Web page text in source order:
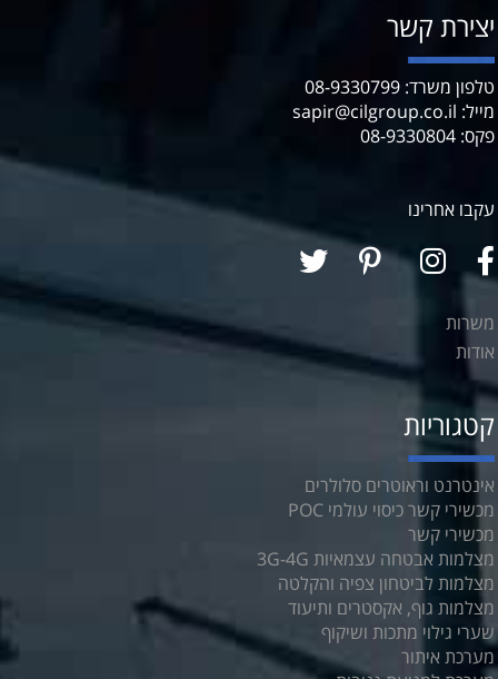
יצירת קשר
טלפון משרד: 08-9330799
מייל: sapir@cilgroup.co.il
פקס: 08-9330804
עקבו אחרינו
משרות
אודות
קטגוריות
אינטרנט וראוטרים סלולרים
מכשירי קשר כיסוי עולמי POC
מכשירי קשר
מצלמות אבטחה עצמאיות 3G-4G
מצלמות לביטחון צפיה והקלטה
מצלמות גוף, אקסטרים ותיעוד
שערי גילוי מתכות ושיקוף
מערכת איתור